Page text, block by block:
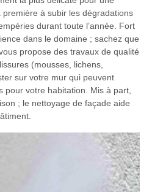
première à subir les dégradations
durant toute l’année. Fort
dans le domaine ; sachez que
propose des travaux de qualité
(mousses, lichens,
sur votre mur qui peuvent
pour votre habitation. Mis à part,
; le nettoyage de façade aide